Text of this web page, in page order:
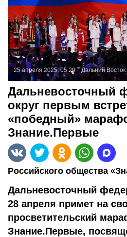
25 апреля 2025, 05:29 Дальний Восток
Дальневосточный
округ первым
«победный»
Знание.Первые
Российского общества
Дальневосточный
28 апреля примет на
просветительский
Знание.Первые,